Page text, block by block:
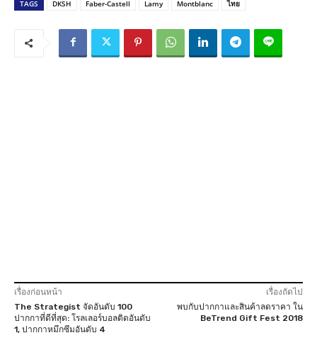
TAGS DKSH Faber-Castell Lamy Montblanc ไทย
เรื่องก่อนหน้า
The Strategist จัดอันดับ 100
ปากกาที่ดีที่สุด: โรลเลอร์บอลติดอันดับ
1, ปากกาหมึกซึมอันดับ 4
เรื่องถัดไป
พบกับปากกาและสินค้าลดราคา ใน
BeTrend Gift Fest 2018